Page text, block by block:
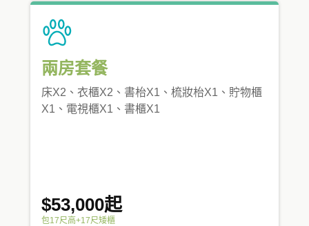
兩房套餐
床X2、衣櫃X2、書枱X1、梳妝枱X1、貯物櫃
X1、電視櫃X1、書櫃X1
$53,000起
包17尺高+17尺矮櫃